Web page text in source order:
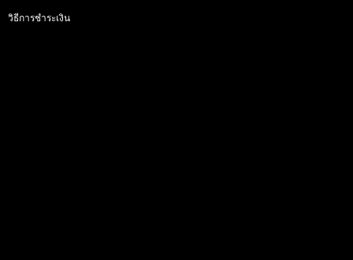
วิธีการชำระเงิน